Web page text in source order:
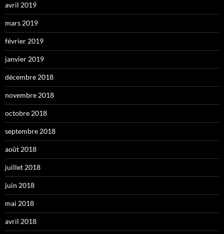
avril 2019
mars 2019
février 2019
janvier 2019
décembre 2018
novembre 2018
octobre 2018
septembre 2018
août 2018
juillet 2018
juin 2018
mai 2018
avril 2018